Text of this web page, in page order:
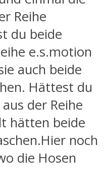
Reihe
du beide
e.s.motion
auch beide
Hättest du
der Reihe
hätten beide
noch
die Hosen